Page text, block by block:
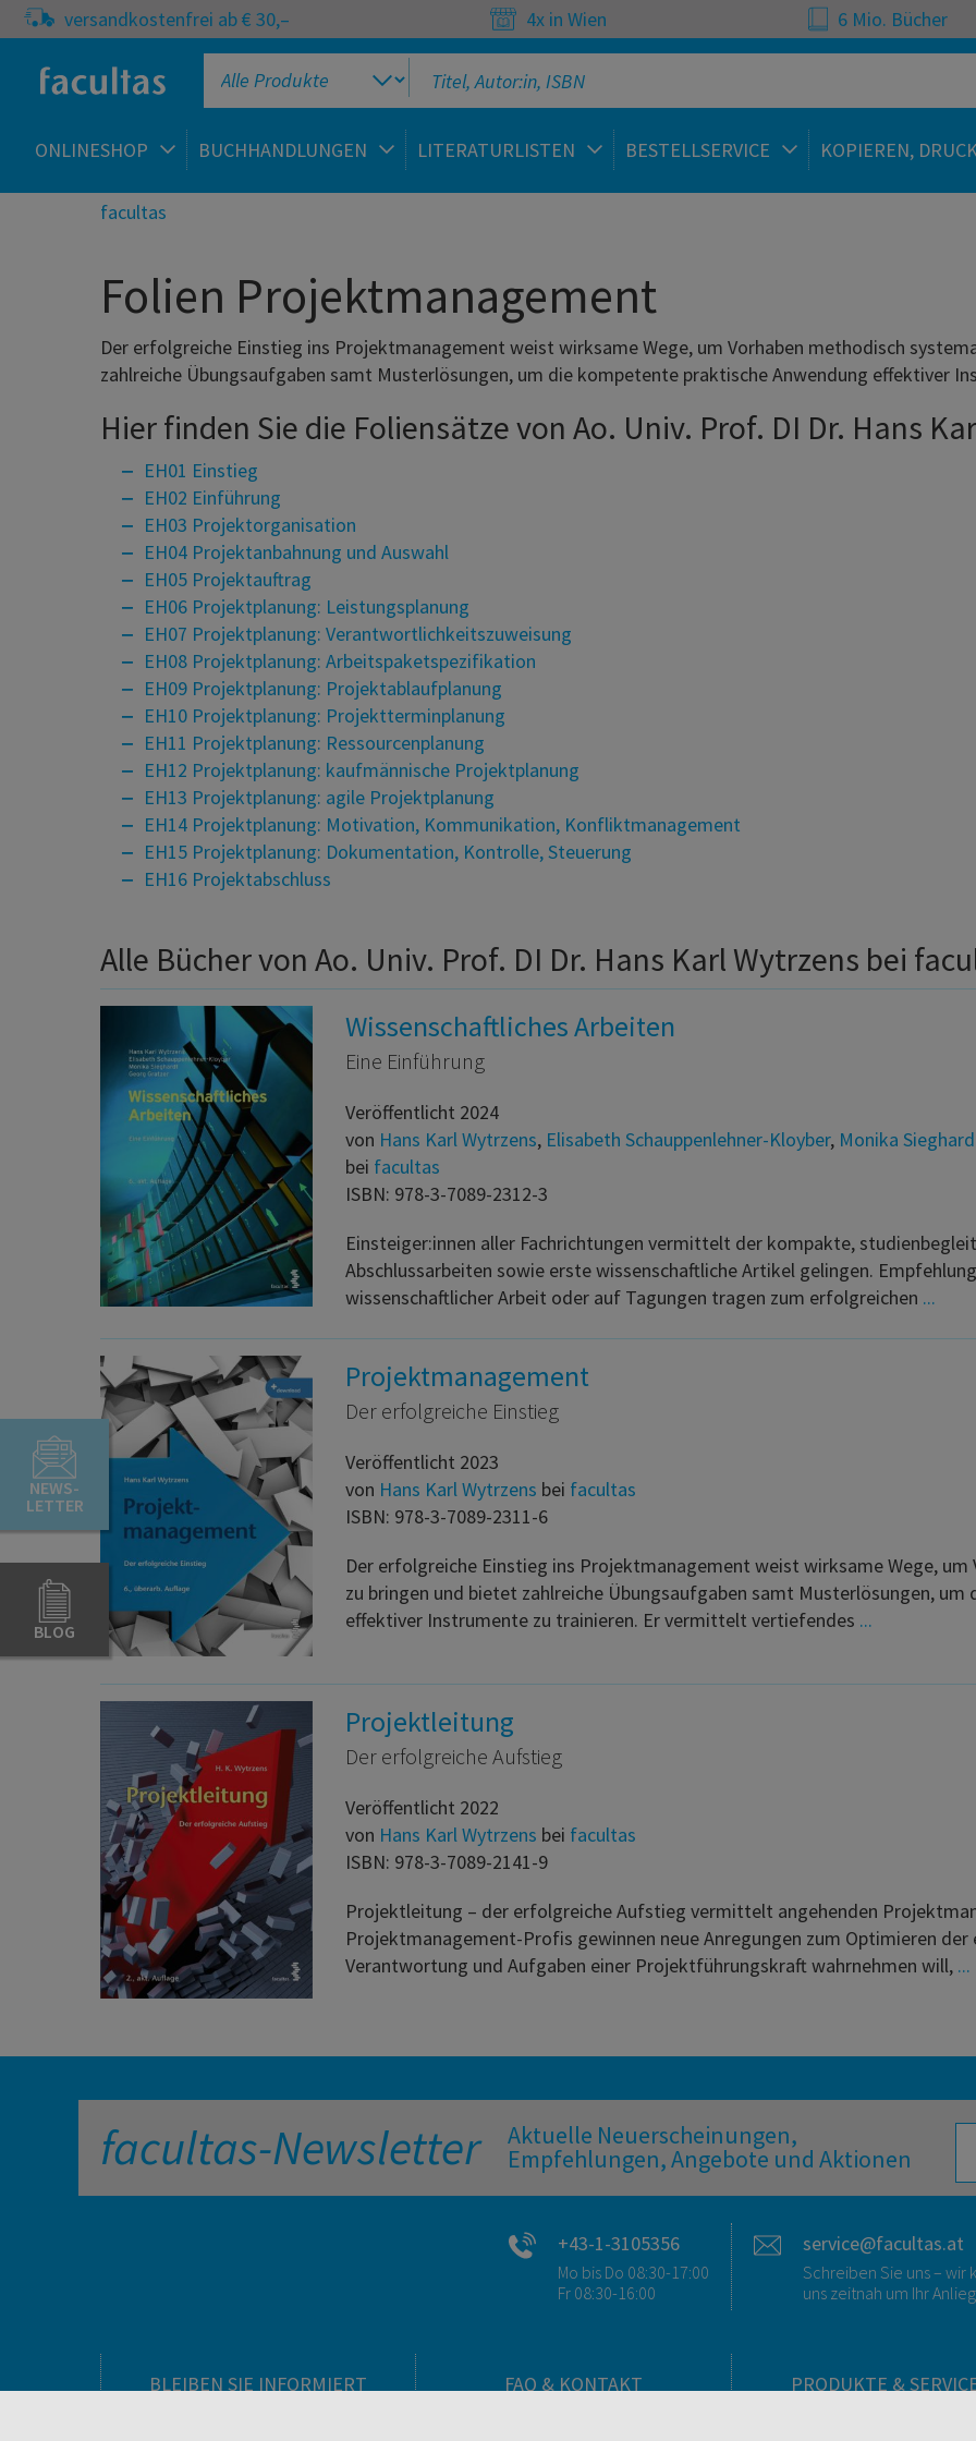
NEWS-
LETTER
BLOG
versandkostenfrei ab € 30,– 4x in Wien 6 Mio. Bücher
ONLINESHOP BUCHHANDLUNGEN LITERATURLISTEN BESTELLSERVICE KOPIEREN,
facultas
Folien Projektmanagement
Der erfolgreiche Einstieg ins Projektmanagement weist wirksame Wege, um Vorhaben methodisch
zahlreiche Übungsaufgaben samt Musterlösungen, um die kompetente praktische Anwendung effektiver
Hier finden Sie die Foliensätze von Ao. Univ. Prof. DI Dr. Hans
EH01 Einstieg
EH02 Einführung
EH03 Projektorganisation
EH04 Projektanbahnung und Auswahl
EH05 Projektauftrag
EH06 Projektplanung: Leistungsplanung
EH07 Projektplanung: Verantwortlichkeitszuweisung
EH08 Projektplanung: Arbeitspaketspezifikation
EH09 Projektplanung: Projektablaufplanung
EH10 Projektplanung: Projektterminplanung
EH11 Projektplanung: Ressourcenplanung
EH12 Projektplanung: kaufmännische Projektplanung
EH13 Projektplanung: agile Projektplanung
EH14 Projektplanung: Motivation, Kommunikation, Konfliktmanagement
EH15 Projektplanung: Dokumentation, Kontrolle, Steuerung
EH16 Projektabschluss
Alle Bücher von Ao. Univ. Prof. DI Dr. Hans Karl Wytrzens bei
Wissenschaftliches Arbeiten
Eine Einführung
Veröffentlicht 2024
von Hans Karl Wytrzens, Elisabeth Schauppenlehner-Kloyber, Monika
bei facultas
ISBN: 978-3-7089-2312-3
Einsteiger:innen aller Fachrichtungen vermittelt der kompakte,
Abschlussarbeiten sowie erste wissenschaftliche Artikel gelingen.
wissenschaftlicher Arbeit oder auf Tagungen tragen zum erfolgreichen ...
Projektmanagement
Der erfolgreiche Einstieg
Veröffentlicht 2023
von Hans Karl Wytrzens bei facultas
ISBN: 978-3-7089-2311-6
Der erfolgreiche Einstieg ins Projektmanagement weist wirksame Wege,
zu bringen und bietet zahlreiche Übungsaufgaben samt Musterlösungen,
effektiver Instrumente zu trainieren. Er vermittelt vertiefendes ...
Projektleitung
Der erfolgreiche Aufstieg
Veröffentlicht 2022
von Hans Karl Wytrzens bei facultas
ISBN: 978-3-7089-2141-9
Projektleitung – der erfolgreiche Aufstieg vermittelt angehenden
Projektmanagement-Profis gewinnen neue Anregungen zum Optimieren
Verantwortung und Aufgaben einer Projektführungskraft wahrnehmen will, ...
facultas-Newsletter Aktuelle Neuerscheinungen,
Empfehlungen, Angebote und Aktionen
+43-1-3105356
Mo bis Do 08:30-17:00
Fr 08:30-16:00
service@facultas.at
Schreiben Sie uns – wir
uns zeitnah um Ihr
BLEIBEN SIE INFORMIERT FAQ & KONTAKT PRODUKTE &